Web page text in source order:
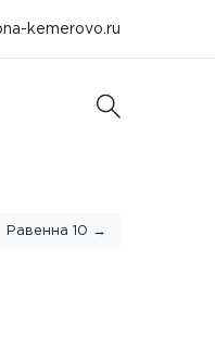
kemerovo.ru
Равенна 10 →